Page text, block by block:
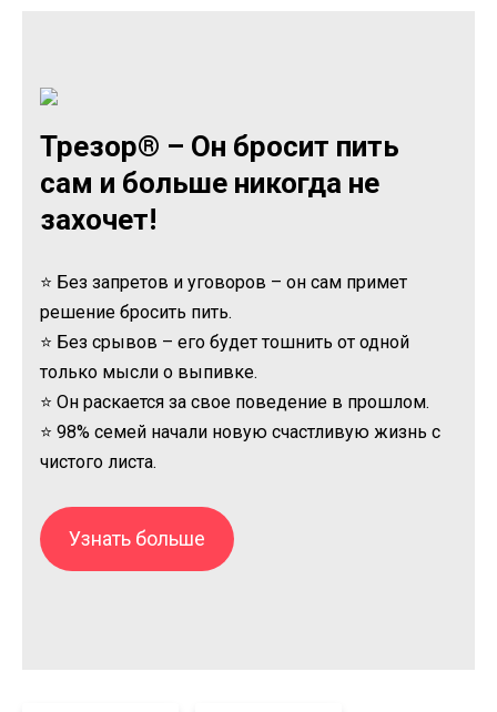
Трезор® – Он бросит пить
сам и больше никогда не
захочет!
⭐ Без запретов и уговоров – он сам примет
решение бросить пить.
⭐ Без срывов – его будет тошнить от одной
только мысли о выпивке.
⭐ Он раскается за свое поведение в прошлом.
⭐ 98% семей начали новую счастливую жизнь с
чистого листа.
Узнать больше